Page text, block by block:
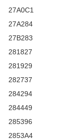
27A0C1
27A284
27B283
281827
281929
282737
284294
284449
285396
2853A4